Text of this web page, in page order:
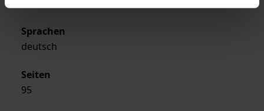
Sprachen
deutsch
Seiten
95